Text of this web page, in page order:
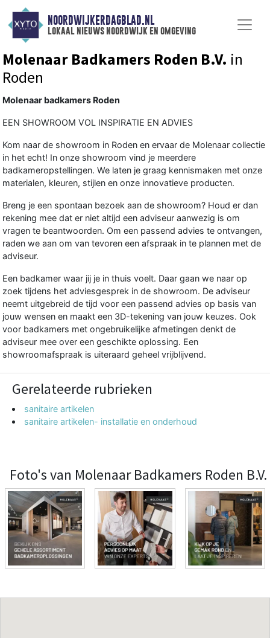
NOORDWIJKERDAGBLAD.NL
lokaal nieuws noordwijk en omgeving
Molenaar Badkamers Roden B.V. in
Roden
Molenaar badkamers Roden
EEN SHOWROOM VOL INSPIRATIE EN ADVIES
Kom naar de showroom in Roden en ervaar de Molenaar collectie
in het echt! In onze showroom vind je meerdere
badkameropstellingen. We laten je graag kennismaken met onze
materialen, kleuren, stijlen en onze innovatieve producten.
Breng je een spontaan bezoek aan de showroom? Houd er dan
rekening mee dat er niet altijd een adviseur aanwezig is om
vragen te beantwoorden. Om een passend advies te ontvangen,
raden we aan om van tevoren een afspraak in te plannen met de
adviseur.
Een badkamer waar jij je in thuis voelt. Daar gaan we naar op
zoek tijdens het adviesgesprek in de showroom. De adviseur
neemt uitgebreid de tijd voor een passend advies op basis van
jouw wensen en maakt een 3D-tekening van jouw keuzes. Ook
voor badkamers met ongebruikelijke afmetingen denkt de
adviseur mee over een geschikte oplossing. Een
showroomafspraak is uiteraard geheel vrijblijvend.
Gerelateerde rubrieken
sanitaire artikelen
sanitaire artikelen- installatie en onderhoud
Foto's van Molenaar Badkamers Roden B.V.